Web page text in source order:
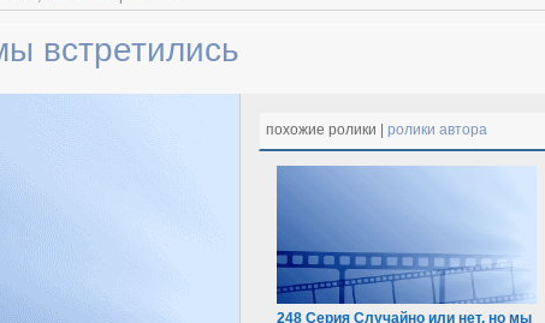
встретились
похожие ролики | ролики автора
248 Серия Случайно или нет, но мы